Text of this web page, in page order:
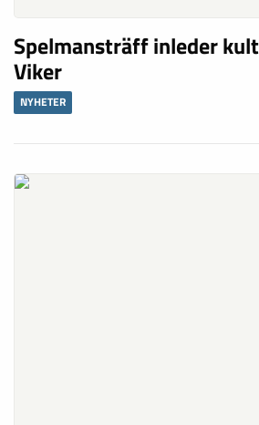
Spelmansträff inleder
Viker
NYHETER